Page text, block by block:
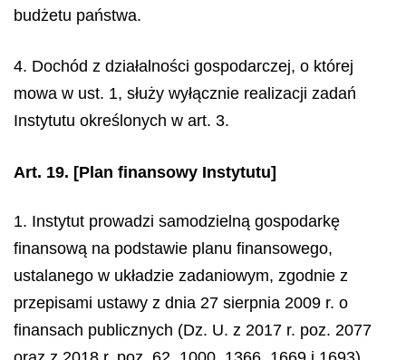
budżetu państwa.
4. Dochód z działalności gospodarczej, o której
mowa w ust. 1, służy wyłącznie realizacji zadań
Instytutu określonych w art. 3.
Art. 19. [Plan finansowy Instytutu]
1. Instytut prowadzi samodzielną gospodarkę
finansową na podstawie planu finansowego,
ustalanego w układzie zadaniowym, zgodnie z
przepisami ustawy z dnia 27 sierpnia 2009 r. o
finansach publicznych (Dz. U. z 2017 r. poz. 2077